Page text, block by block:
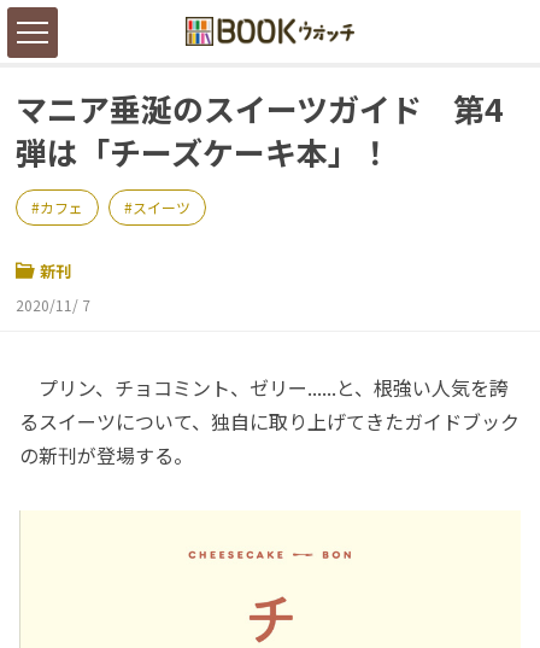
マニア垂涎のスイーツガイド 第4
弾は「チーズケーキ本」！
カフェ スイーツ
新刊
2020/11/ 7
プリン、チョコミント、ゼリー......と、根強い人気を誇
るスイーツについて、独自に取り上げてきたガイドブック
の新刊が登場する。